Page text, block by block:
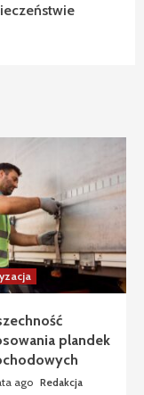
plandek
ago Redakcja